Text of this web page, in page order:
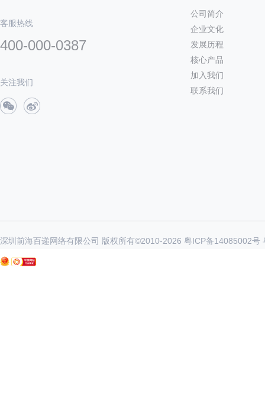
客服热线
400-000-0387
关注我们
公司简介
企业文化
发展历程
核心产品
加入我们
联系我们
深圳前海百递网络有限公司 版权所有©2010-2026 粤ICP备14085002号